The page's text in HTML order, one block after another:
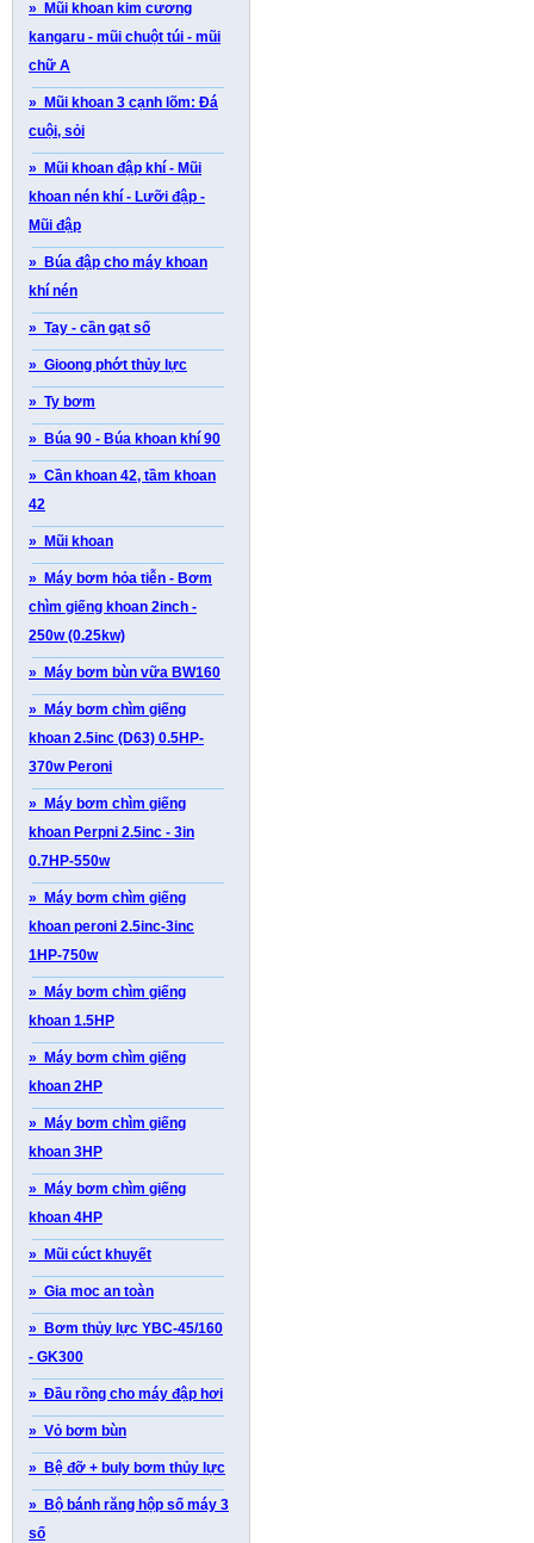
» Mũi khoan kim cương
kangaru - mũi chuột túi - mũi
chữ A
» Mũi khoan 3 cạnh lõm: Đá
cuội, sỏi
» Mũi khoan đập khí - Mũi
khoan nén khí - Lưỡi đập -
Mũi đập
» Búa đập cho máy khoan
khí nén
» Tay - cần gạt số
» Gioong phớt thủy lực
» Ty bơm
» Búa 90 - Búa khoan khí 90
» Cần khoan 42, tầm khoan
42
» Mũi khoan
» Máy bơm hỏa tiễn - Bơm
chìm giếng khoan 2inch -
250w (0.25kw)
» Máy bơm bùn vữa BW160
» Máy bơm chìm giếng
khoan 2.5inc (D63) 0.5HP-
370w Peroni
» Máy bơm chìm giếng
khoan Perpni 2.5inc - 3in
0.7HP-550w
» Máy bơm chìm giếng
khoan peroni 2.5inc-3inc
1HP-750w
» Máy bơm chìm giếng
khoan 1.5HP
» Máy bơm chìm giếng
khoan 2HP
» Máy bơm chìm giếng
khoan 3HP
» Máy bơm chìm giếng
khoan 4HP
» Mũi cúct khuyết
» Gia moc an toàn
» Bơm thủy lực YBC-45/160
- GK300
» Đầu rồng cho máy đập hơi
» Vỏ bơm bùn
» Bệ đỡ + buly bơm thủy lực
» Bộ bánh răng hộp số máy 3
số